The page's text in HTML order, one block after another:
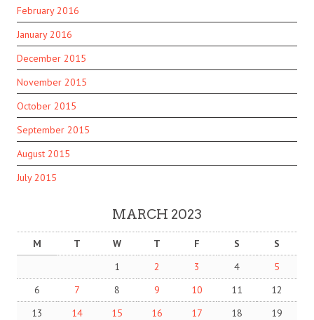
February 2016
January 2016
December 2015
November 2015
October 2015
September 2015
August 2015
July 2015
MARCH 2023
M T W T F S
S
1
2 3 4
5
6
7 8 9 10 11
12
13
14 15 16 17 18
19